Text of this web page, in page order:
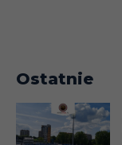
Ostatnie